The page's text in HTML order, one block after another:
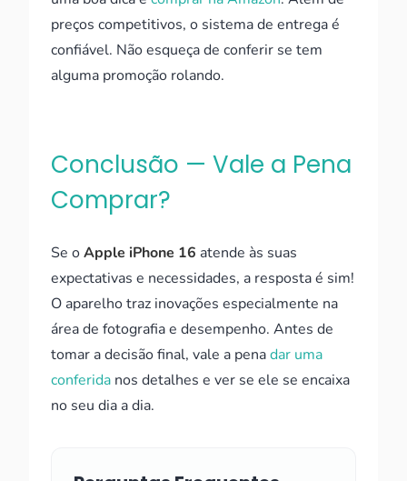
preços competitivos, o sistema de entrega é
confiável. Não esqueça de conferir se tem
alguma promoção rolando.
Conclusão — Vale a Pena
Comprar?
Se oApple iPhone 16 atende às suas
expectativas e necessidades, a resposta é sim!
O aparelho traz inovações especialmente na
área de fotografia e desempenho. Antes de
tomar a decisão final, vale a penadar uma
conferida nos detalhes e ver se ele se encaixa
no seu dia a dia.